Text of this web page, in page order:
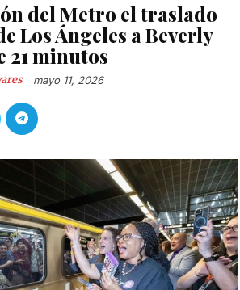
del Metro el traslado
Los Ángeles a Beverly
21 minutos
mayo 11, 2026